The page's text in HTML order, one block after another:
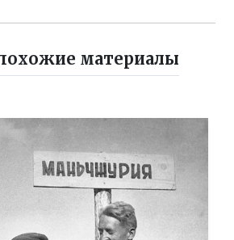
материалы